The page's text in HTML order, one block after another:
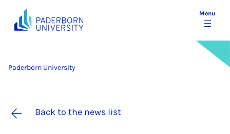
Menu
Paderborn University
Back to the news list